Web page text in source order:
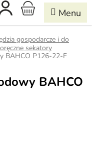
KOSZYK
gospodarcze i do
sekatory
BAHCO P126-22-F
BAHCO